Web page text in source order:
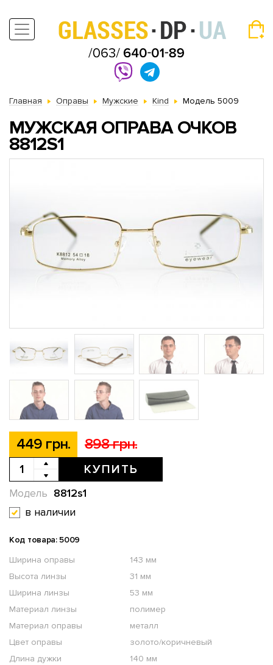
Главная Оправы Мужские Kind Модель 5009
МУЖСКАЯ ОПРАВА ОЧКОВ
8812S1
449 грн. 898 грн.
КУПИТЬ
8812s1
Модель
в наличии
Код товара: 5009
Ширина оправы
143 мм
Высота линзы
31 мм
Ширина линзы
53 мм
Материал линзы
полимер
Материал оправы
металл
Цвет оправы
золото/коричневый
Длина дужки
140 мм